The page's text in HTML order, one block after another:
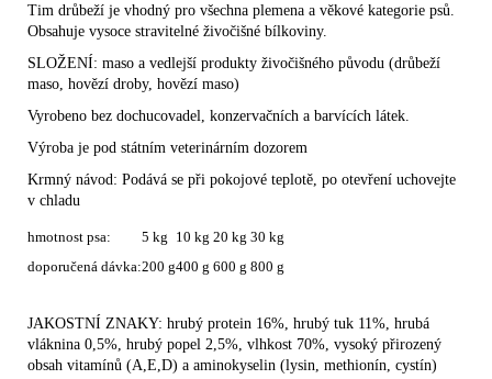
Tim drůbeží je vhodný pro všechna plemena a věkové kategorie psů.
Obsahuje vysoce stravitelné živočišné bílkoviny.
SLOŽENÍ: maso a vedlejší produkty živočišného původu (drůbeží
maso, hovězí droby, hovězí maso)
Vyrobeno bez dochucovadel, konzervačních a barvících látek.
Výroba je pod státním veterinárním dozorem
Krmný návod: Podává se při pokojové teplotě, po otevření uchovejte
v chladu
hmotnost psa: 5 kg 10 kg 20 kg 30 kg
doporučená dávka:200 g400 g 600 g 800 g
JAKOSTNÍ ZNAKY: hrubý protein 16%, hrubý tuk 11%, hrubá
vláknina 0,5%, hrubý popel 2,5%, vlhkost 70%, vysoký přirozený
obsah vitamínů (A,E,D) a aminokyselin (lysin, methionín, cystín)